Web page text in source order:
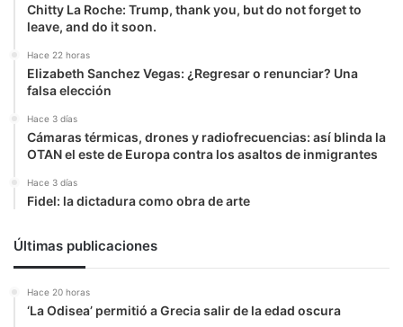
Chitty La Roche: Trump, thank you, but do not forget to
leave, and do it soon.
Hace 22 horas
Elizabeth Sanchez Vegas: ¿Regresar o renunciar? Una
falsa elección
Hace 3 días
Cámaras térmicas, drones y radiofrecuencias: así blinda la
OTAN el este de Europa contra los asaltos de inmigrantes
Hace 3 días
Fidel: la dictadura como obra de arte
Últimas publicaciones
Hace 20 horas
‘La Odisea’ permitió a Grecia salir de la edad oscura